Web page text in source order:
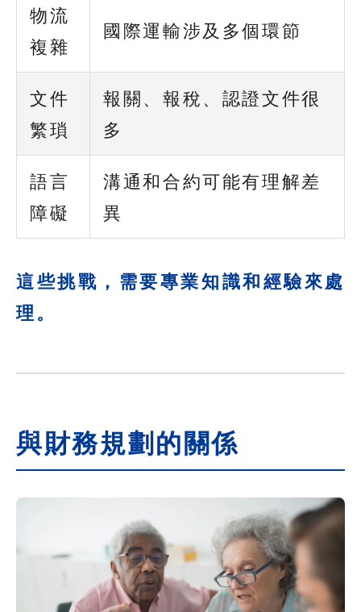
物流
複雜
國際運輸涉及多個環節
文件
繁瑣
報關、報稅、認證文件很
多
語言
障礙
溝通和合約可能有理解差
異
這些挑戰，需要專業知識和經驗來處
理。
與財務規劃的關係